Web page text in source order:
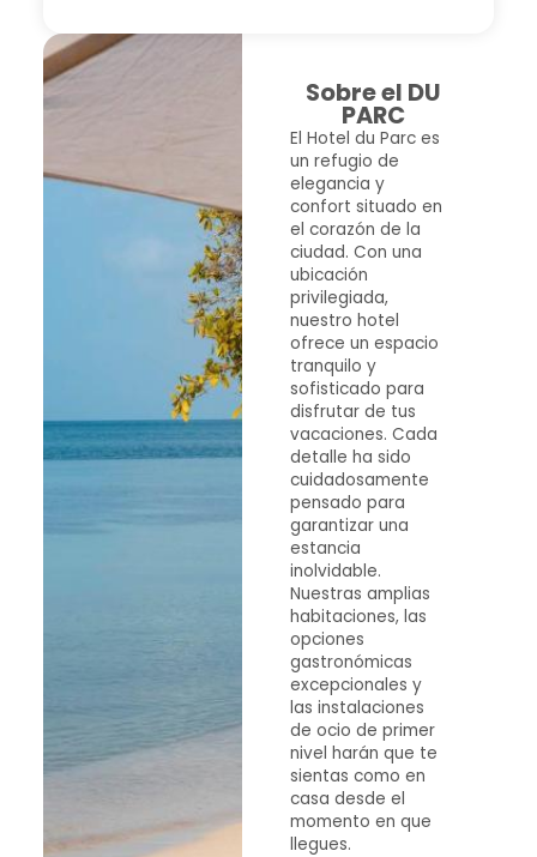
Sobre el DU
PARC
El Hotel du Parc es
un refugio de
elegancia y
confort situado en
el corazón de la
ciudad. Con una
ubicación
privilegiada,
nuestro hotel
ofrece un espacio
tranquilo y
sofisticado para
disfrutar de tus
vacaciones. Cada
detalle ha sido
cuidadosamente
pensado para
garantizar una
estancia
inolvidable.
Nuestras amplias
habitaciones, las
opciones
gastronómicas
excepcionales y
las instalaciones
de ocio de primer
nivel harán que te
sientas como en
casa desde el
momento en que
llegues.